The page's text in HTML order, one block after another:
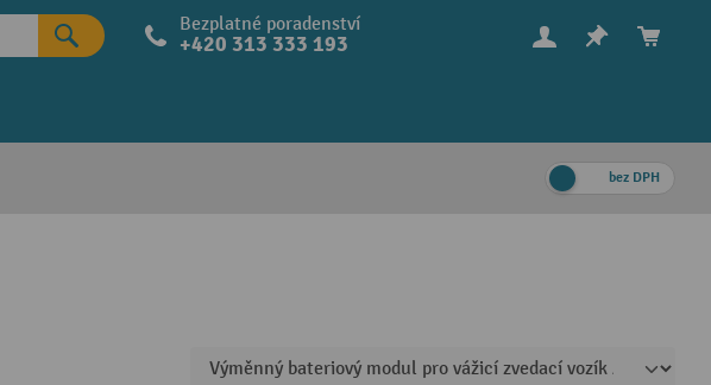
Bezplatné poradenství
+420 313 333 193
bez DPH